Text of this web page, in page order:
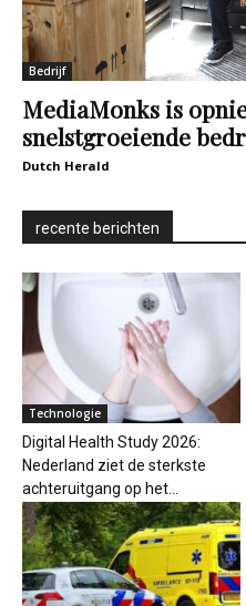
Bedrijf
MediaMonks is
snelstgroeiende
Dutch Herald
recente berichten
Technologie
Digital Health Study 2026:
Nederland ziet de sterkste
achteruitgang op het...